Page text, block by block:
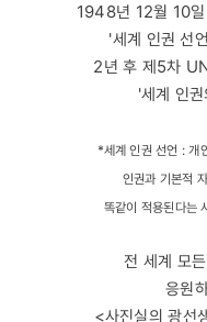
1948년 12월 10일
'세계 인권 선
2년 후 제5차
'세계 인
*세계 인권 선언 : 개
인권과 기본적
똑같이 적용된다는
전 세계 모
응원
<사진실의 광선